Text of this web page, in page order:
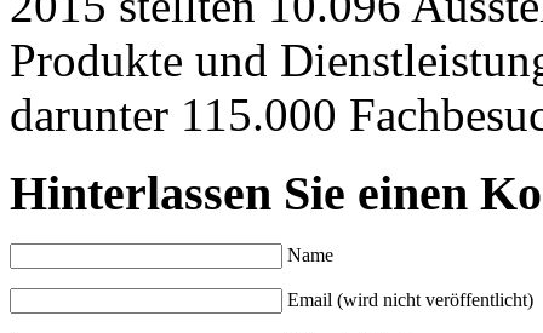
Produkte und
darunter 115.000
Hinterlassen Sie einen
Name
Email (wird nicht veröffentlicht)